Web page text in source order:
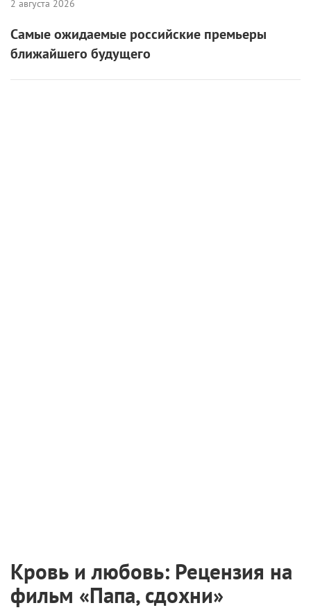
2 августа 2026
Самые ожидаемые российские премьеры
ближайшего будущего
Кровь и любовь: Рецензия на
фильм «Папа, сдохни»